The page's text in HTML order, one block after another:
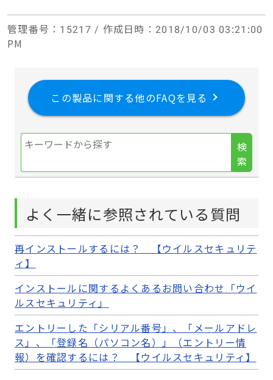
管理番号 ：15217 / 作成日時 ：2018/10/03 03:21:00
PM
この製品に関する他のFAQを見る
検
索
よく一緒に参照されている質問
再インストールするには？ 【ウイルスセキュリテ
ィ】
インストールに関するよくあるお問い合わせ「ウイ
ルスセキュリティ」
エントリーした「シリアル番号」、「メールアドレ
ス」、「登録名（パソコン名）」（エントリー情
報）を確認するには？ 【ウイルスセキュリティ】